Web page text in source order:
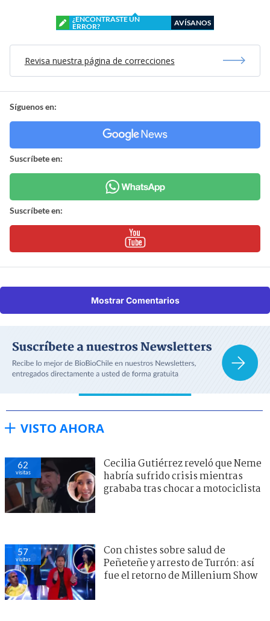
¿ENCONTRASTE UN
ERROR?
AVÍSANOS
Revisa nuestra página de correcciones
Síguenos en:
Suscríbete en:
Suscríbete en:
Mostrar Comentarios
VISTO AHORA
62
visitas
Cecilia Gutiérrez reveló que Neme
habría sufrido crisis mientras
grababa tras chocar a motociclista
57
visitas
Con chistes sobre salud de
Peñeteñe y arresto de Turrón: así
fue el retorno de Millenium Show